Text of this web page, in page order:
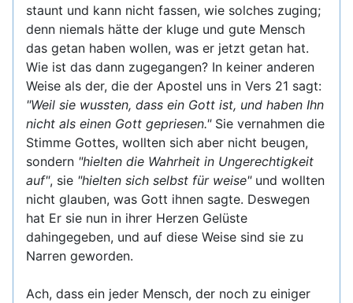
staunt und kann nicht fassen, wie solches zuging;
denn niemals hätte der kluge und gute Mensch
das getan haben wollen, was er jetzt getan hat.
Wie ist das dann zugegangen? In keiner anderen
Weise als der, die der Apostel uns in Vers 21 sagt:
"Weil sie wussten, dass ein Gott ist, und haben Ihn
nicht als einen Gott gepriesen."Sie vernahmen die
Stimme Gottes, wollten sich aber nicht beugen,
sondern "hielten die Wahrheit in Ungerechtigkeit
auf", sie "hielten sich selbst für weise"und wollten
nicht glauben, was Gott ihnen sagte. Deswegen
hat Er sie nun in ihrer Herzen Gelüste
dahingegeben, und auf diese Weise sind sie zu
Narren geworden.
Ach, dass ein jeder Mensch, der noch zu einiger